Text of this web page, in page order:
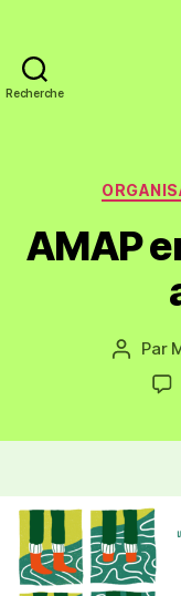
Recherche
AMAP
Par